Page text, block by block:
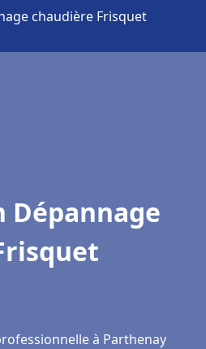
chaudière Frisquet
à Parthenay